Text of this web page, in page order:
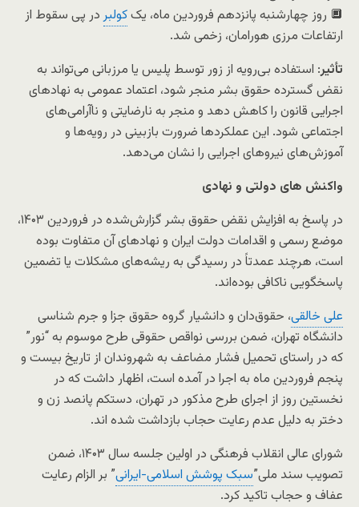
🔲 روز چهارشنبه پانزدهم فروردین ماه، یککولبردر پی سقوط از
ارتفاعات مرزی هورامان، زخمی شد.
تأثیر: استفاده بی‌رویه از زور توسط پلیس یا مرزبانی می‌تواند به
نقض گسترده حقوق بشر منجر شود، اعتماد عمومی به نهادهای
اجرایی قانون را کاهش دهد و منجر به نارضایتی و ناآرامی‌های
اجتماعی شود. این عملکردها ضرورت بازبینی در رویه‌ها و
آموزش‌های نیروهای اجرایی را نشان می‌دهد.
واکنش های دولتی و نهادی
در پاسخ به افزایش نقض حقوق بشر گزارش‌شده در فروردین ۱۴۰۳،
موضع رسمی و اقدامات دولت ایران و نهادهای آن متفاوت بوده
است، هرچند عمدتاً در رسیدگی به ریشه‌های مشکلات یا تضمین
پاسخگویی ناکافی بوده‌اند.
علی خالقی، حقوق‌دان و دانشیار گروه حقوق جزا و جرم شناسی
دانشگاه تهران، ضمن بررسی نواقص حقوقی طرح موسوم به “نور”
که در راستای تحمیل فشار مضاعف به شهروندان از تاریخ بیست و
پنجم فروردین ماه به اجرا در آمده است، اظهار داشت که در
نخستین روز از اجرای طرح مذکور در تهران، دستکم پانصد زن و
دختر به دلیل عدم رعایت حجاب بازداشت شده اند.
شورای عالی انقلاب فرهنگی در اولین جلسه سال ۱۴۰۳، ضمن
تصویب سند ملی”سبک پوشش اسلامی-ایرانی” بر الزام رعایت
عفاف و حجاب تاکید کرد.